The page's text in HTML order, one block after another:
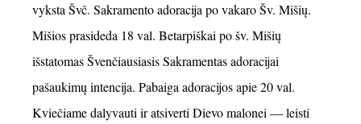
vyksta Švč. Sakramento adoracija po vakaro Šv. Mišių.
Mišios prasideda 18 val. Betarpiškai po šv. Mišių
išstatomas Švenčiausiasis Sakramentas adoracijai
pašaukimų intencija. Pabaiga adoracijos apie 20 val.
Kviečiame dalyvauti ir atsiverti Dievo malonei — leisti